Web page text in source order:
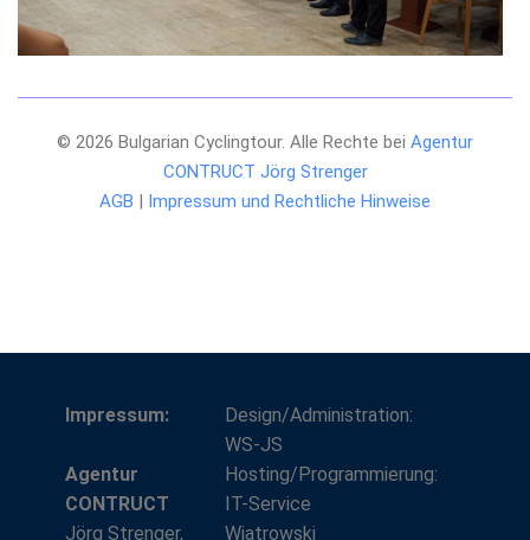
© 2026 Bulgarian Cyclingtour. Alle Rechte bei Agentur
CONTRUCT Jörg Strenger
AGB | Impressum und Rechtliche Hinweise
Impressum:
Agentur
CONTRUCT
Jörg Strenger,
Design/Administration:
WS-JS
Hosting/Programmierung:
IT-Service
Wiatrowski